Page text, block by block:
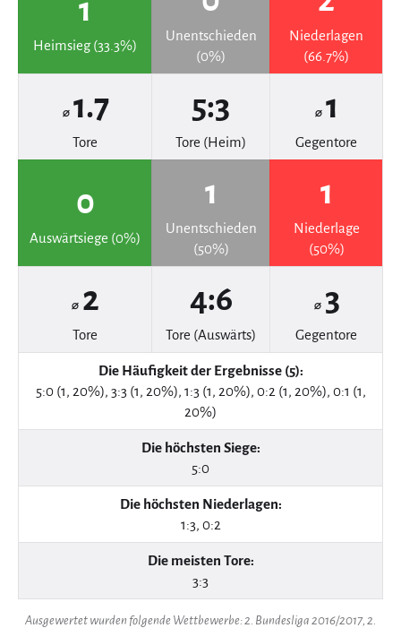
1
Heimsieg (33.3%)
Unentschieden
(0%)
Niederlagen
(66.7%)
⌀ 1.7
Tore
5:3
Tore (Heim)
⌀ 1
Gegentore
0
Auswärtsiege (0%)
1
Unentschieden
(50%)
1
Niederlage
(50%)
⌀ 2
Tore
4:6
Tore (Auswärts)
⌀ 3
Gegentore
Die Häufigkeit der Ergebnisse (5):
5:0 (1, 20%), 3:3 (1, 20%), 1:3 (1, 20%), 0:2 (1, 20%), 0:1 (1,
20%)
Die höchsten Siege:
5:0
Die höchsten Niederlagen:
1:3, 0:2
Die meisten Tore:
3:3
Ausgewertet wurden folgende Wettbewerbe: 2. Bundesliga 2016/2017, 2.